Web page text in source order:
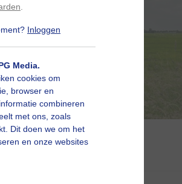
Inloggen
Media.
cookies om
browser en
combineren
met ons, zoals
Dit doen we om het
en onze websites
31x bekeken
dag deze pop-up
te passen